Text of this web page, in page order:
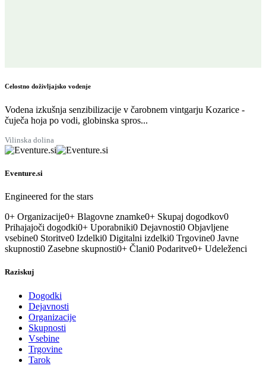
Celostno doživljajsko vodenje
Vodena izkušnja senzibilizacije v čarobnem vintgarju Kozarice -
čuječa hoja po vodi, globinska spros...
Vilinska dolina
Eventure.si
Engineered for the stars
0+ Organizacije0+ Blagovne znamke0+ Skupaj dogodkov0
Prihajajoči dogodki0+ Uporabniki0 Dejavnosti0 Objavljene
vsebine0 Storitve0 Izdelki0 Digitalni izdelki0 Trgovine0 Javne
skupnosti0 Zasebne skupnosti0+ Člani0 Podaritve0+ Udeleženci
Raziskuj
Dogodki
Dejavnosti
Organizacije
Skupnosti
Vsebine
Trgovine
Tarok